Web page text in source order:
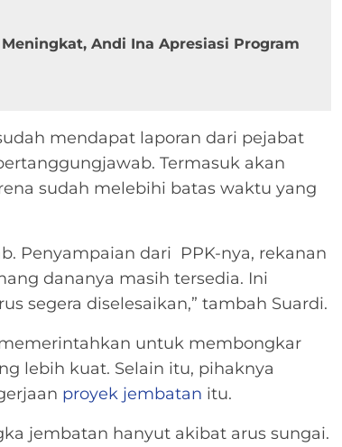
Andi Ina Apresiasi Program
mendapat laporan dari pejabat
Termasuk akan
sudah melebihi batas waktu yang
Penyampaian dari PPK-nya, rekanan
dananya masih tersedia. Ini
segera diselesaikan,” tambah Suardi.
untuk membongkar
lebih kuat. Selain itu, pihaknya
proyek jembatan itu.
jembatan hanyut akibat arus sungai.